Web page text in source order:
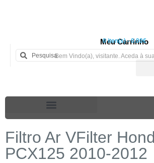
Meu Carrinho
0 iten(s) - 0.00€
Bem Vindo(a), visitante. Aceda à
Filtro Ar VFilter
PCX125 2010-2012